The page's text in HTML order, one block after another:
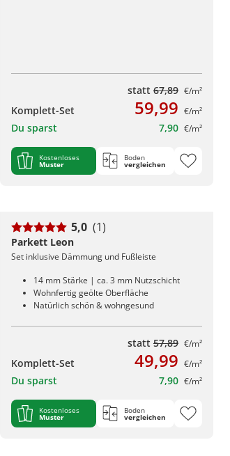
statt 67,89 €/m²
Komplett-Set 59,99 €/m²
Du sparst 7,90 €/m²
Kostenloses
Muster
Boden
vergleichen
5,0 (1)
Parkett Leon
Set inklusive Dämmung und Fußleiste
14 mm Stärke | ca. 3 mm Nutzschicht
Wohnfertig geölte Oberfläche
Natürlich schön & wohngesund
statt 57,89 €/m²
Komplett-Set 49,99 €/m²
Du sparst 7,90 €/m²
Kostenloses
Muster
Boden
vergleichen